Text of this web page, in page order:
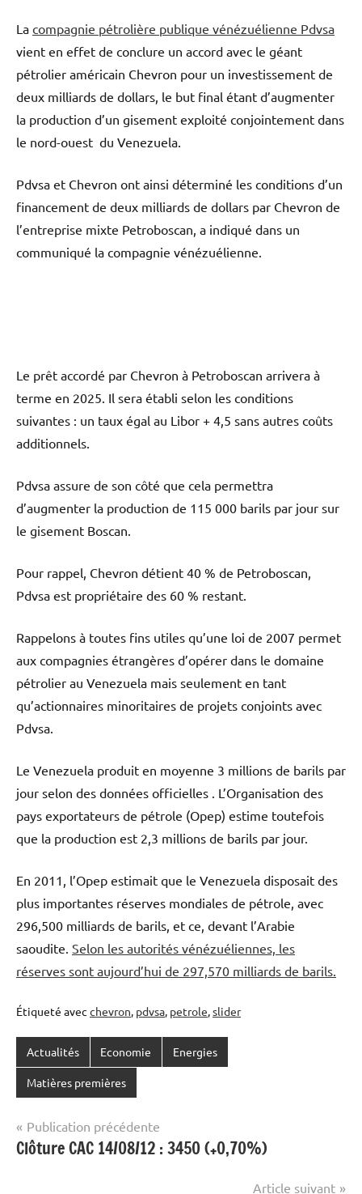
La compagnie pétrolière publique vénézuélienne Pdvsa
vient en effet de conclure un accord avec le géant
pétrolier américain Chevron pour un investissement de
deux milliards de dollars, le but final étant d’augmenter
la production d’un gisement exploité conjointement dans
le nord-ouest du Venezuela.
Pdvsa et Chevron ont ainsi déterminé les conditions d’un
financement de deux milliards de dollars par Chevron de
l’entreprise mixte Petroboscan, a indiqué dans un
communiqué la compagnie vénézuélienne.
Le prêt accordé par Chevron à Petroboscan arrivera à
terme en 2025. Il sera établi selon les conditions
suivantes : un taux égal au Libor + 4,5 sans autres coûts
additionnels.
Pdvsa assure de son côté que cela permettra
d’augmenter la production de 115 000 barils par jour sur
le gisement Boscan.
Pour rappel, Chevron détient 40 % de Petroboscan,
Pdvsa est propriétaire des 60 % restant.
Rappelons à toutes fins utiles qu’une loi de 2007 permet
aux compagnies étrangères d’opérer dans le domaine
pétrolier au Venezuela mais seulement en tant
qu’actionnaires minoritaires de projets conjoints avec
Pdvsa.
Le Venezuela produit en moyenne 3 millions de barils par
jour selon des données officielles . L’Organisation des
pays exportateurs de pétrole (Opep) estime toutefois
que la production est 2,3 millions de barils par jour.
En 2011, l’Opep estimait que le Venezuela disposait des
plus importantes réserves mondiales de pétrole, avec
296,500 milliards de barils, et ce, devant l’Arabie
saoudite. Selon les autorités vénézuéliennes, les
réserves sont aujourd’hui de 297,570 milliards de barils.
Étiqueté avec chevron, pdvsa, petrole,slider
Actualités Economie Energies
Matières premières
Navigation
de
Publication précédente
Clôture CAC 14/08/12 : 3450 (+0,70%)
Article suivant